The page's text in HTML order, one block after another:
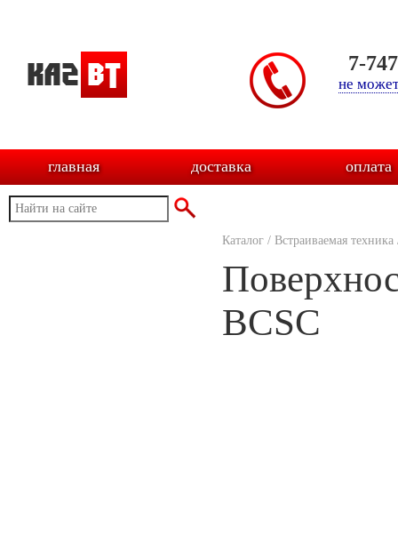
7-
не
главная доставка оплата
Каталог / Встраиваемая техника
BCSC